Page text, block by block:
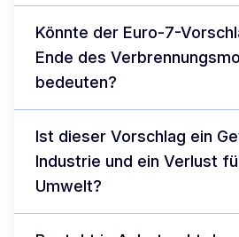
Könnte der Euro-7-
Ende des
bedeuten?
Ist dieser Vorschlag ein
Industrie und ein Verlust
Umwelt?